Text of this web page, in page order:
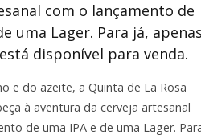
com o lançamento de
uma Lager. Para já,
disponível para venda.
e do azeite, a Quinta de La Rosa
à aventura da cerveja artesanal
de uma IPA e de uma Lager.